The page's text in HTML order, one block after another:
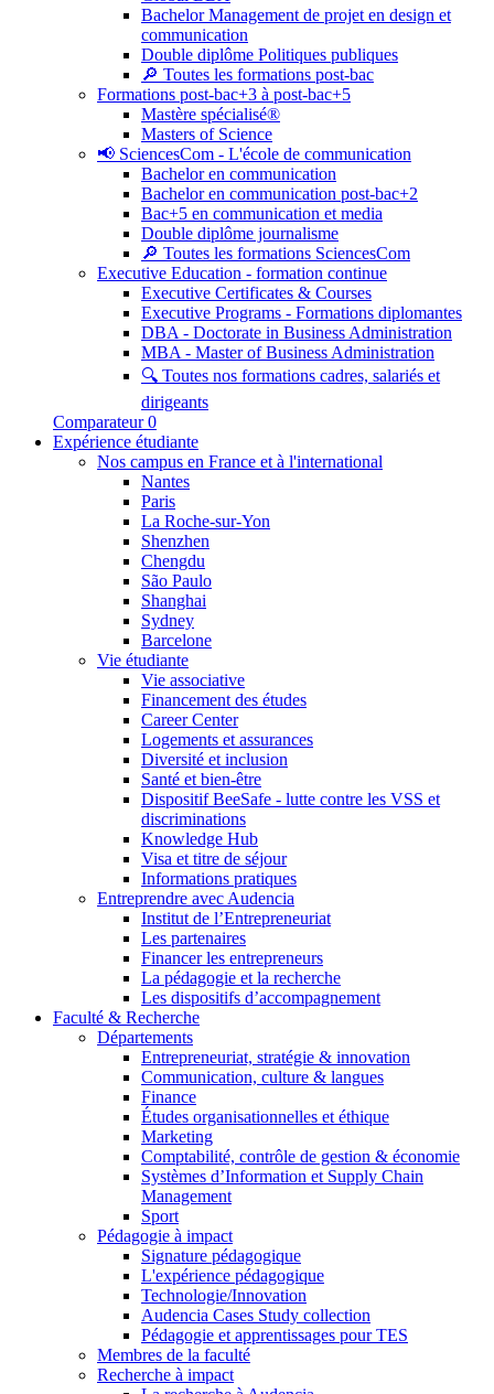
Bachelor Management de projet en design et
communication
Double diplôme Politiques publiques
🔎 Toutes les formations post-bac
Formations post-bac+3 à post-bac+5
Mastère spécialisé®
Masters of Science
📢 SciencesCom - L'école de communication
Bachelor en communication
Bachelor en communication post-bac+2
Bac+5 en communication et media
Double diplôme journalisme
🔎 Toutes les formations SciencesCom
Executive Education - formation continue
Executive Certificates & Courses
Executive Programs - Formations diplomantes
DBA - Doctorate in Business Administration
MBA - Master of Business Administration
🔍 Toutes nos formations cadres, salariés et
dirigeants
Comparateur 0
Expérience étudiante
Nos campus en France et à l'international
Nantes
Paris
La Roche-sur-Yon
Shenzhen
Chengdu
São Paulo
Shanghai
Sydney
Barcelone
Vie étudiante
Vie associative
Financement des études
Career Center
Logements et assurances
Diversité et inclusion
Santé et bien-être
Dispositif BeeSafe - lutte contre les VSS et
discriminations
Knowledge Hub
Visa et titre de séjour
Informations pratiques
Entreprendre avec Audencia
Institut de l’Entrepreneuriat
Les partenaires
Financer les entrepreneurs
La pédagogie et la recherche
Les dispositifs d’accompagnement
Faculté & Recherche
Départements
Entrepreneuriat, stratégie & innovation
Communication, culture & langues
Finance
Études organisationnelles et éthique
Marketing
Comptabilité, contrôle de gestion & économie
Systèmes d’Information et Supply Chain
Management
Sport
Pédagogie à impact
Signature pédagogique
L'expérience pédagogique
Technologie/Innovation
Audencia Cases Study collection
Pédagogie et apprentissages pour TES
Membres de la faculté
Recherche à impact